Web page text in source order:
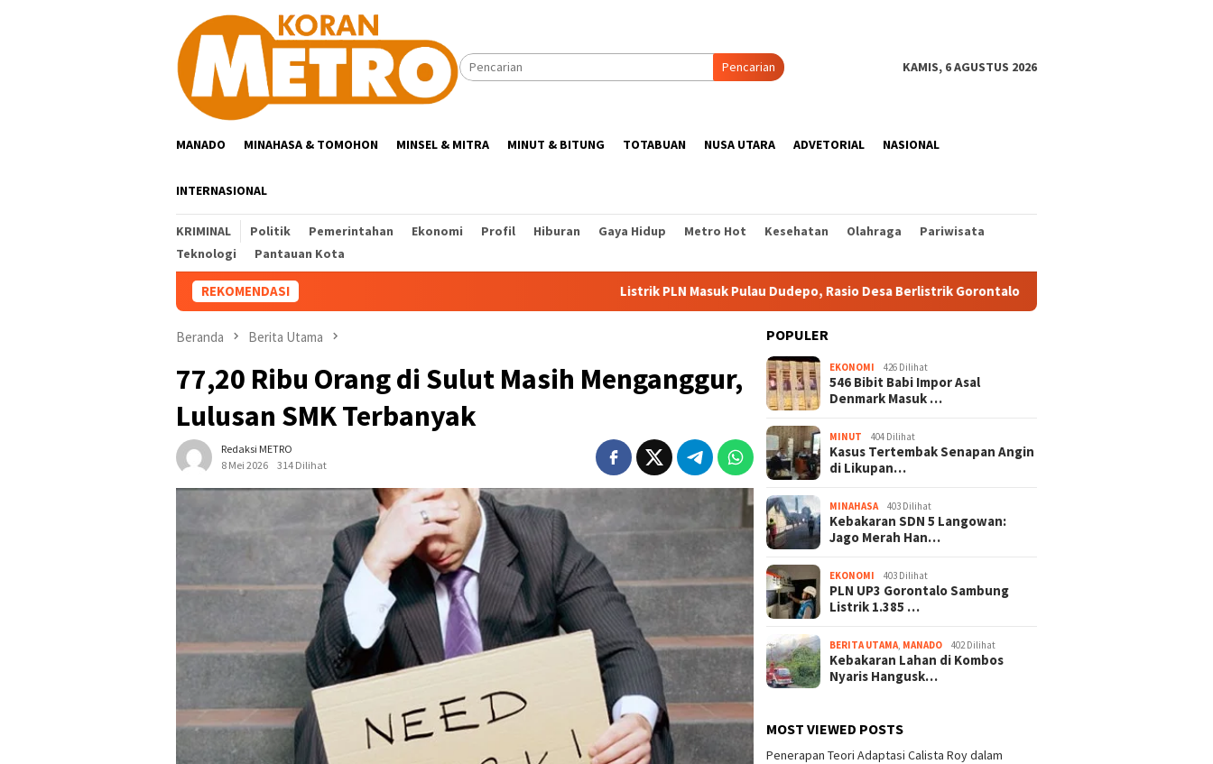
Pencarian
KAMIS, 6 AGUSTUS 2026
MANADO MINAHASA & TOMOHON MINSEL & MITRA MINUT & BITUNG TOTABUAN NUSA UTARA ADVETORIAL NASIONAL
INTERNASIONAL
KRIMINAL Politik Pemerintahan Ekonomi Profil Hiburan Gaya Hidup Metro Hot Kesehatan Olahraga
Pariwisata
Teknologi
Pantauan Kota
REKOMENDASI Listrik PLN Masuk Pulau Dudepo, Rasio Desa Berlistrik Gorontalo Capai 100 Persen
Beranda Berita Utama
77,20 Ribu Orang di Sulut Masih Menganggur,
Lulusan SMK Terbanyak
Redaksi METRO
8 Mei 2026
314 Dilihat
POPULER
EKONOMI 426 Dilihat
546 Bibit Babi Impor Asal
Denmark Masuk …
MINUT 404 Dilihat
Kasus Tertembak Senapan Angin
di Likupan…
MINAHASA 403 Dilihat
Kebakaran SDN 5 Langowan:
Jago Merah Han…
EKONOMI 403 Dilihat
PLN UP3 Gorontalo Sambung
Listrik 1.385 …
BERITA UTAMA, MANADO 402 Dilihat
Kebakaran Lahan di Kombos
Nyaris Hangusk…
MOST VIEWED POSTS
Penerapan Teori Adaptasi Calista Roy dalam